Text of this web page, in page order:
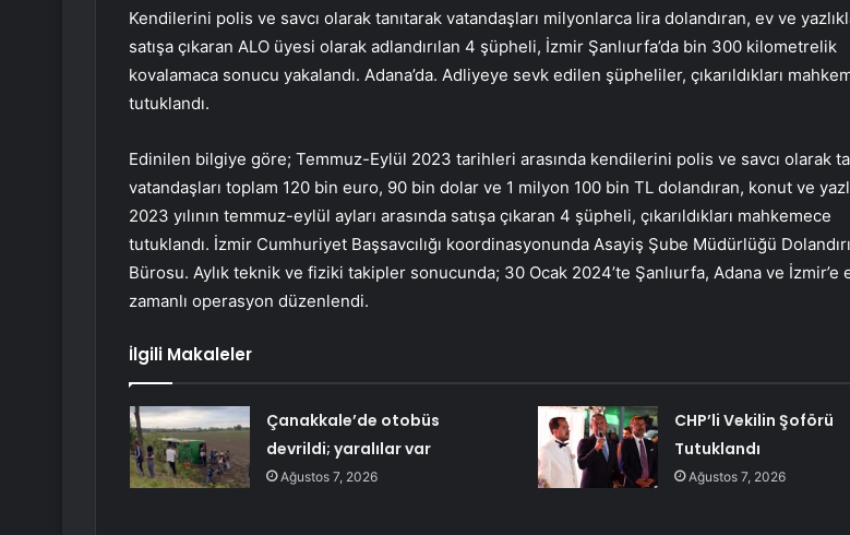
Kendilerini polis ve savcı olarak tanıtarak vatandaşları milyonlarca lira dolandıran, ev ve
satışa çıkaran ALO üyesi olarak adlandırılan 4 şüpheli, İzmir Şanlıurfa’da bin 300 kilometrelik
kovalamaca sonucu yakalandı. Adana’da. Adliyeye sevk edilen şüpheliler, çıkarıldıkları
tutuklandı.
Edinilen bilgiye göre; Temmuz-Eylül 2023 tarihleri ​​arasında kendilerini polis ve savcı olarak
vatandaşları toplam 120 bin euro, 90 bin dolar ve 1 milyon 100 bin TL dolandıran, konut ve
2023 yılının temmuz-eylül ayları arasında satışa çıkaran 4 şüpheli, çıkarıldıkları mahkemece
tutuklandı. İzmir Cumhuriyet Başsavcılığı koordinasyonunda Asayiş Şube Müdürlüğü
Bürosu. Aylık teknik ve fiziki takipler sonucunda; 30 Ocak 2024’te Şanlıurfa, Adana ve İzmir’e
zamanlı operasyon düzenlendi.
İlgili Makaleler
Çanakkale’de otobüs
devrildi; yaralılar var
Ağustos 7, 2026
CHP’li Vekilin Şoförü
Tutuklandı
Ağustos 7, 2026